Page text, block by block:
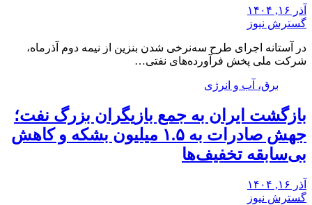
آذر ۱۶, ۱۴۰۴
گسترش نیوز
در آستانه اجرای طرح سه‌نرخی شدن بنزین از نیمه دوم آذرماه،
شرکت ملی پخش فرآورده‌های نفتی…
برق، آب و انرژی
بازگشت ایران به جمع بازیگران بزرگ نفت؛
جهش صادرات به ۱.۵ میلیون بشکه و کاهش
بی‌سابقه تخفیف‌ها
آذر ۱۶, ۱۴۰۴
گسترش نیوز